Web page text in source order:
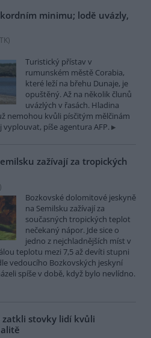
minimu; lodě uvázly,
)
Turistický přístav v
rumunském městě Corabia,
které leží na břehu Dunaje, je
opuštěný. Až na několik člunů
uvázlých v řasách. Hladina
nemohou kvůli písčitým mělčinám
píše agentura AFP.
zažívají za tropických
)
Bozkovské dolomitové jeskyně
na Semilsku zažívají za
současných tropických teplot
nečekaný nápor. Jde sice o
jedno z nejchladnějších míst v
teplotu mezi 7,5 až devíti stupni
vedoucího Bozkovských jeskyní
spíše v době, když bylo nevlídno.
zatkli stovky lidí kvůli